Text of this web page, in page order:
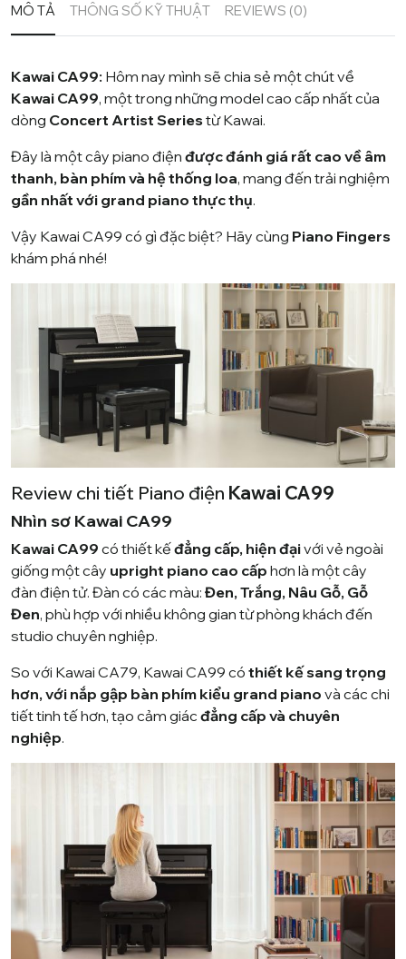
MÔ TẢ THÔNG SỐ KỸ THUẬT REVIEWS (0)
Kawai CA99: Hôm nay mình sẽ chia sẻ một chút về
Kawai CA99, một trong những model cao cấp nhất của
dòng Concert Artist SeriestừKawai.
Đây là một cây piano điện được đánh giá rất cao về âm
thanh, bàn phím và hệ thống loa, mang đến trải nghiệm
gần nhất với grand piano thực thụ.
Vậy Kawai CA99 có gì đặc biệt? Hãy cùng Piano Fingers
khám phá nhé!
Review chi tiết Piano điện Kawai CA99
Nhìn sơ Kawai CA99
Kawai CA99 có thiết kếđẳng cấp, hiện đạivới vẻ ngoài
giống một cây upright piano cao cấp hơn là một cây
đàn điện tử. Đàn có các màu: Đen, Trắng, Nâu Gỗ, Gỗ
Đen, phù hợp với nhiều không gian từ phòng khách đến
studio chuyên nghiệp.
So với Kawai CA79, Kawai CA99 có thiết kế sang trọng
hơn, với nắp gập bàn phím kiểu grand piano và các chi
tiết tinh tế hơn, tạo cảm giác đẳng cấp và chuyên
nghiệp.